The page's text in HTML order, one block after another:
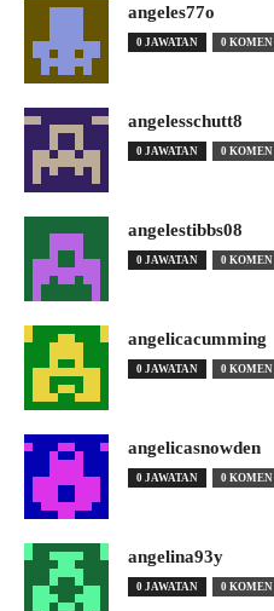
angeles77o
0 JAWATAN 0 KOMEN
angelesschutt8
0 JAWATAN 0 KOMEN
angelestibbs08
0 JAWATAN 0 KOMEN
angelicacumming
0 JAWATAN 0 KOMEN
angelicasnowden
0 JAWATAN 0 KOMEN
angelina93y
0 JAWATAN 0 KOMEN